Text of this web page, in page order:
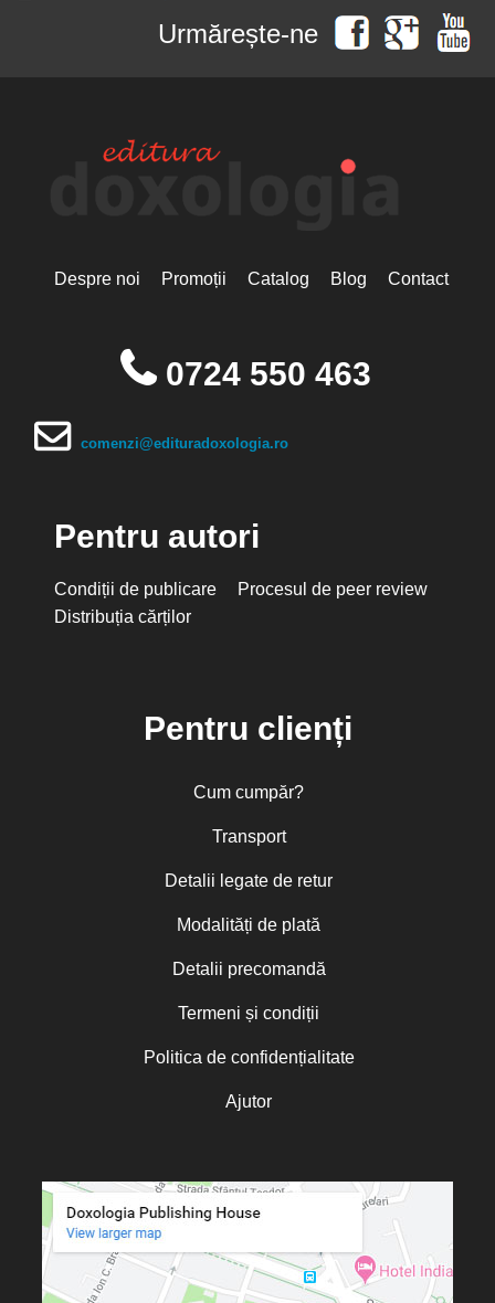
Urmărește-ne
Despre noi Promoții Catalog Blog Contact
0724 550 463
comenzi@edituradoxologia.ro
Pentru autori
Condiții de publicare
Procesul de peer review
Distribuția cărților
Pentru clienți
Cum cumpăr?
Transport
Detalii legate de retur
Modalități de plată
Detalii precomandă
Termeni și condiții
Politica de confidențialitate
Ajutor